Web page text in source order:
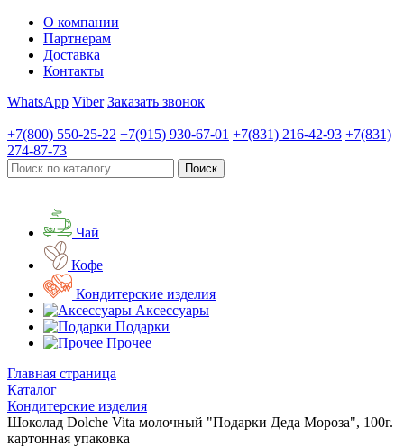
О компании
Партнерам
Доставка
Контакты
WhatsApp Viber Заказать звонок
+7(800) 550-25-22 +7(915) 930-67-01 +7(831) 216-42-93 +7(831)
274-87-73
Чай
Кофе
Кондитерские изделия
Аксессуары
Подарки
Прочее
Главная страница
Каталог
Кондитерские изделия
Шоколад Dolche Vita молочный "Подарки Деда Мороза", 100г.
картонная упаковка